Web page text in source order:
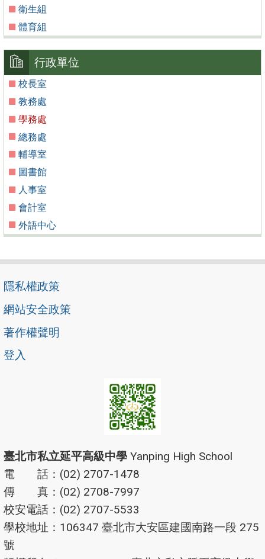
衛生組
體育組
行政單位
校長室
教務處
學務處
總務處
輔導室
圖書館
人事室
會計室
外語中心
隱私權政策
網站安全政策
著作權聲明
登入
臺北市私立延平高級中學 Yanping High School
電 話：(02) 2707-1478
傳 真：(02) 2708-7997
校安電話：(02) 2707-5533
學校地址：106347 臺北市大安區建國南路一段 275
號